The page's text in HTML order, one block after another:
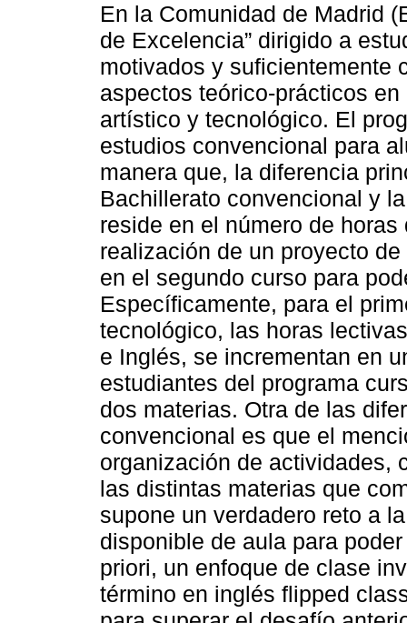
En la Comunidad de Madrid
de Excelencia” dirigido a
motivados y suficientemente
aspectos teórico-prácticos
artístico y tecnológico. El
estudios convencional para
manera que, la diferencia
Bachillerato convencional y
reside en el número de
realización de un proyecto
en el segundo curso para
Específicamente, para el
tecnológico, las horas
e Inglés, se incrementan en
estudiantes del programa
dos materias. Otra de las
convencional es que el
organización de actividades,
las distintas materias que
supone un verdadero reto a
disponible de aula para
priori, un enfoque de clase
término en inglés flipped